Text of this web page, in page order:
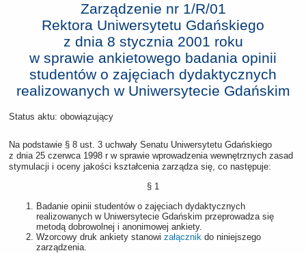
Zarządzenie nr 1/R/01
Rektora Uniwersytetu Gdańskiego
z dnia 8 stycznia 2001 roku
w sprawie ankietowego badania opinii
studentów o zajęciach dydaktycznych
realizowanych w Uniwersytecie Gdańskim
Status aktu: obowiązujący
Na podstawie § 8 ust. 3 uchwały Senatu Uniwersytetu Gdańskiego
z dnia 25 czerwca 1998 r w sprawie wprowadzenia wewnętrznych zasad
stymulacji i oceny jakości kształcenia zarządza się, co następuje:
§ 1
Badanie opinii studentów o zajęciach dydaktycznych
realizowanych w Uniwersytecie Gdańskim przeprowadza się
metodą dobrowolnej i anonimowej ankiety.
Wzorcowy druk ankiety stanowi załącznik do niniejszego
zarządzenia.